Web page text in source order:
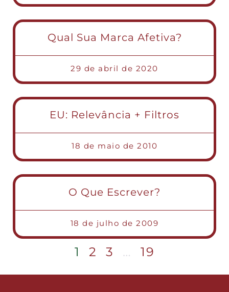
Qual Sua Marca Afetiva?
29 de abril de 2020
EU: Relevância + Filtros
18 de maio de 2010
O Que Escrever?
18 de julho de 2009
1 2 3 … 19